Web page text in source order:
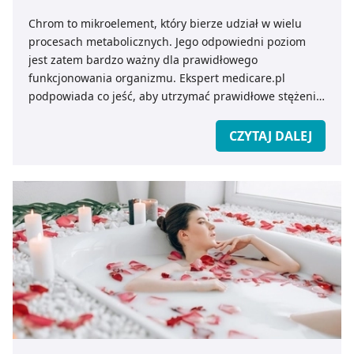
Chrom to mikroelement, który bierze udział w wielu
procesach metabolicznych. Jego odpowiedni poziom
jest zatem bardzo ważny dla prawidłowego
funkcjonowania organizmu. Ekspert medicare.pl
podpowiada co jeść, aby utrzymać prawidłowe stężenie
CZYTAJ DALEJ